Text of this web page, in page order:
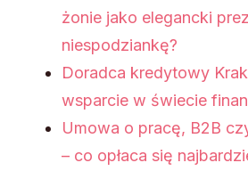
żonie jako elegancki
niespodziankę?
Doradca kredytowy
wsparcie w świecie
Umowa o pracę, B2B
– co opłaca się